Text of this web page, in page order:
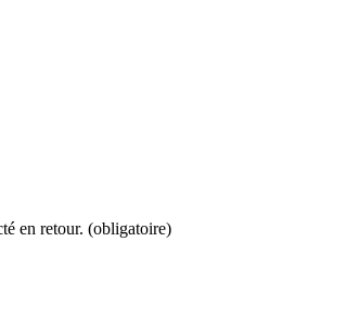
en retour. (obligatoire)